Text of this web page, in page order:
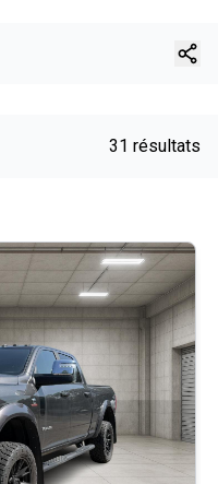
31 résultats